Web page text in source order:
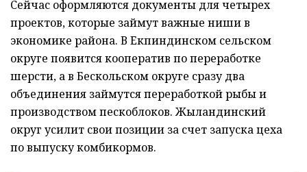
Сейчас оформляются документы для четырех
проектов, которые займут важные ниши в
экономике района. В Екпиндинском сельском
округе появится кооператив по переработке
шерсти, а в Бескольском округе сразу два
объединения займутся переработкой рыбы и
производством пескоблоков. Жыландинский
округ усилит свои позиции за счет запуска цеха
по выпуску комбикормов.